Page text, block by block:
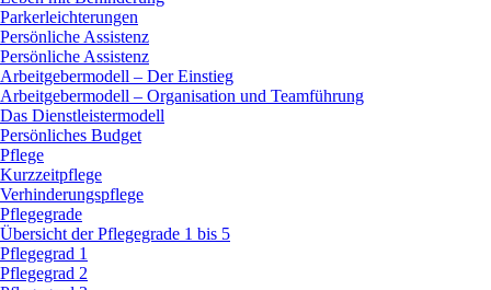
Parkerleichterungen
Persönliche Assistenz
Persönliche Assistenz
Arbeitgebermodell – Der Einstieg
Arbeitgebermodell – Organisation und Teamführung
Das Dienstleistermodell
Persönliches Budget
Pflege
Kurzzeitpflege
Verhinderungspflege
Pflegegrade
Übersicht der Pflegegrade 1 bis 5
Pflegegrad 1
Pflegegrad 2